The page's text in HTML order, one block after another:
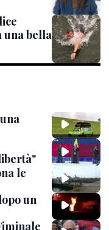
una bella
le
un